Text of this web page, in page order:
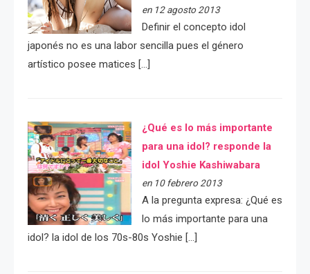
en 12 agosto 2013
Definir el concepto idol
japonés no es una labor sencilla pues el género
artístico posee matices […]
¿Qué es lo más importante
para una idol? responde la
idol Yoshie Kashiwabara
en 10 febrero 2013
A la pregunta expresa: ¿Qué es
lo más importante para una
idol? la idol de los 70s-80s Yoshie […]